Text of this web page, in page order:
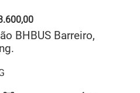
BHBUS Barreiro,